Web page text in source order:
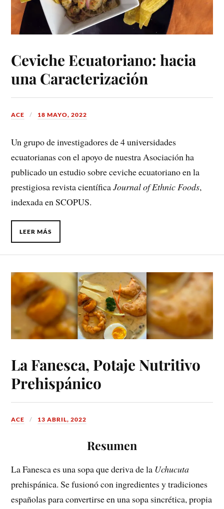
Ceviche Ecuatoriano: hacia
una Caracterización
ACE 18 MAYO, 2022
Un grupo de investigadores de 4 universidades
ecuatorianas con el apoyo de nuestra Asociación ha
publicado un estudio sobre ceviche ecuatoriano en la
prestigiosa revista científicaJournal of Ethnic Foods,
indexada en SCOPUS.
LEER MÁS
La Fanesca, Potaje Nutritivo
Prehispánico
ACE 13 ABRIL, 2022
Resumen
La Fanesca es una sopa que deriva de la Uchucuta
prehispánica. Se fusionó con ingredientes y tradiciones
españolas para convertirse en una sopa sincrética, propia